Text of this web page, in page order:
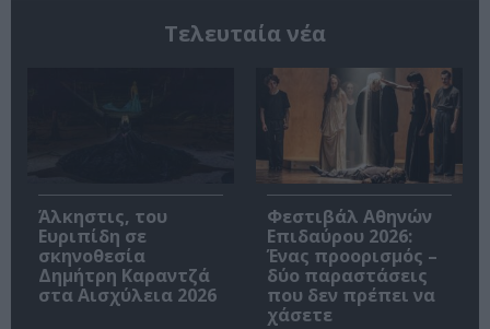
Τελευταία νέα
Άλκηστις, του
Ευριπίδη σε
σκηνοθεσία
Δημήτρη Καραντζά
στα Αισχύλεια 2026
Φεστιβάλ Αθηνών
Επιδαύρου 2026:
Ένας προορισμός –
δύο παραστάσεις
που δεν πρέπει να
χάσετε